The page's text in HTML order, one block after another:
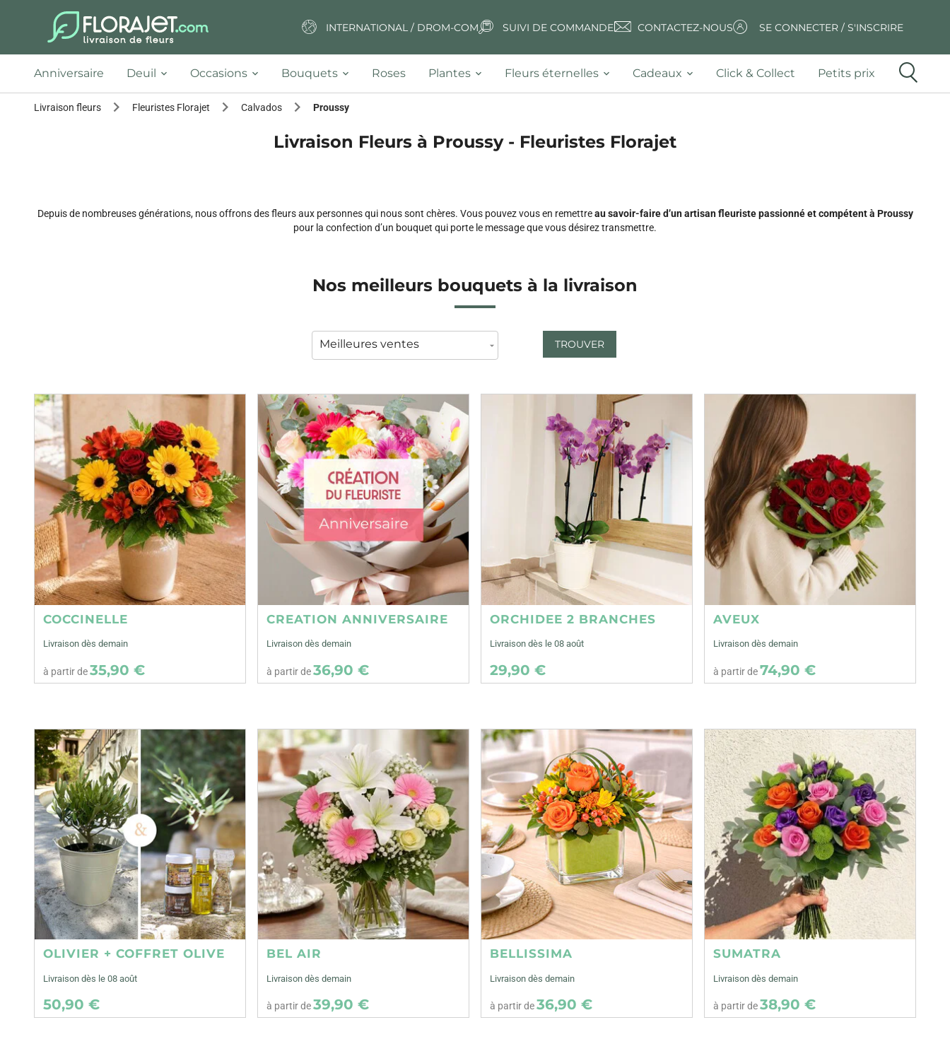
INTERNATIONAL / DROM-COM SUIVI DE COMMANDE CONTACTEZ-NOUS SE CONNECTER / S'INSCRIRE
Anniversaire Deuil Occasions Bouquets Roses Plantes Fleurs éternelles Cadeaux Click & Collect Petits prix
Livraison fleurs Fleuristes Florajet Calvados Proussy
Livraison Fleurs à Proussy - Fleuristes Florajet
Depuis de nombreuses générations, nous offrons des fleurs aux personnes qui nous sont chères. Vous pouvez vous en remettreau savoir-faire d’un artisan fleuriste passionné et compétent à Proussy
pour la confection d’un bouquet qui porte le message que vous désirez transmettre.
Nos meilleurs bouquets à la livraison
TROUVER
COCCINELLE
Livraison dès demain
à partir de35,90 €
CREATION ANNIVERSAIRE
Livraison dès demain
à partir de36,90 €
ORCHIDEE 2 BRANCHES
Livraison dès le 08 août
29,90 €
AVEUX
Livraison dès demain
à partir de74,90 €
OLIVIER + COFFRET OLIVE
Livraison dès le 08 août
50,90 €
BEL AIR
Livraison dès demain
à partir de39,90 €
BELLISSIMA
Livraison dès demain
à partir de36,90 €
SUMATRA
Livraison dès demain
à partir de38,90 €